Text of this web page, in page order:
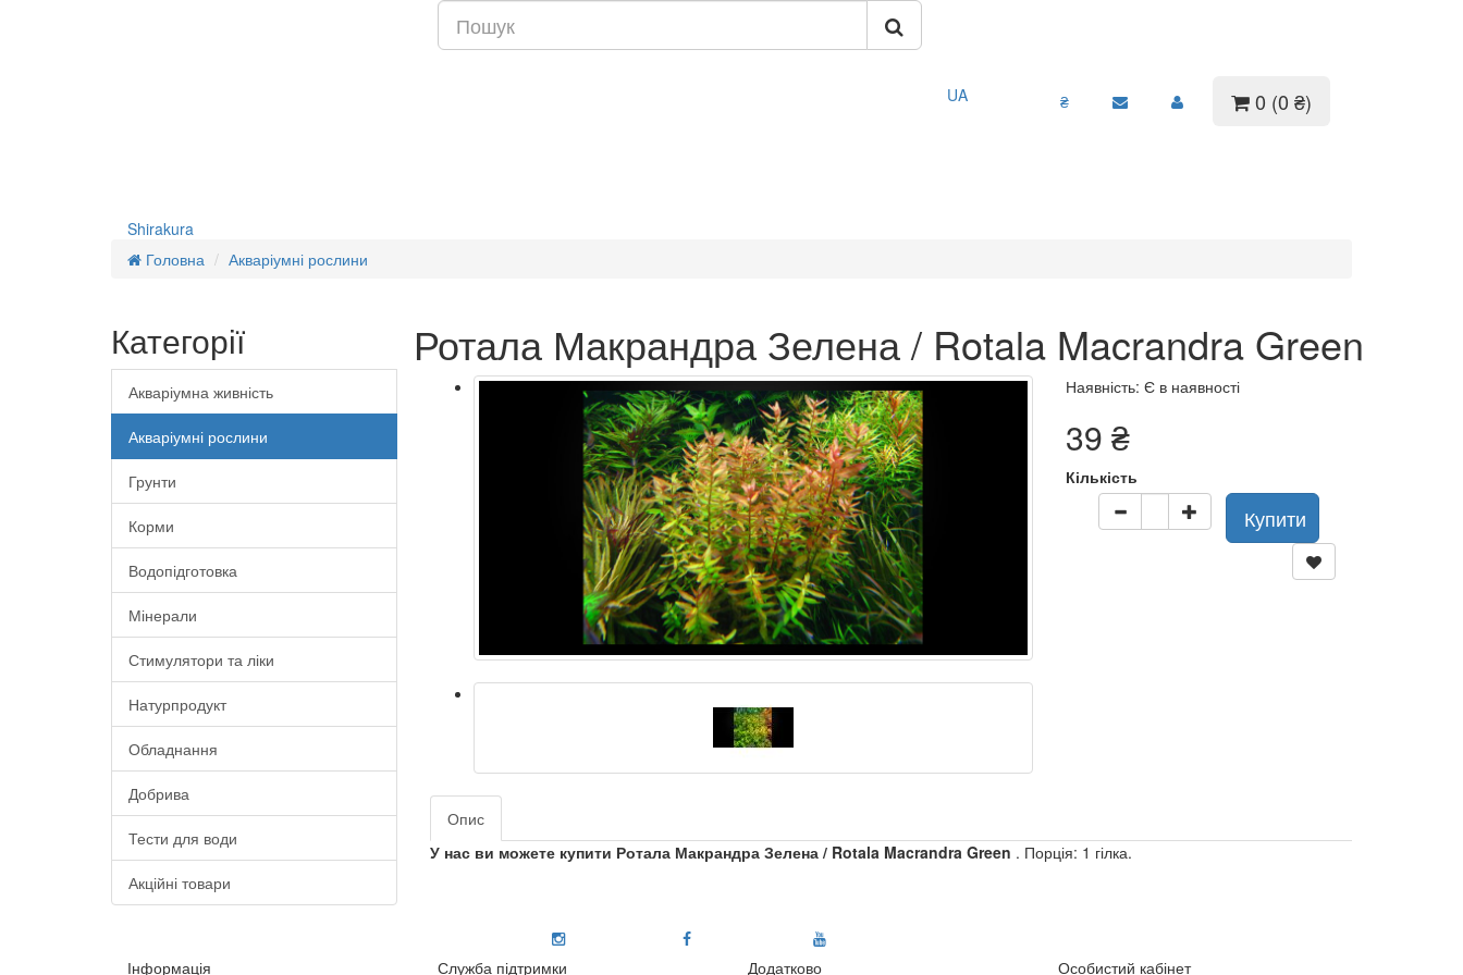
Shirakura
UA ₴ 0 (0 ₴)
Головна Акваріумні рослини
Категорії
Акваріумна живність
Акваріумні рослини
Грунти
Корми
Водопідготовка
Мінерали
Стимулятори та ліки
Натурпродукт
Обладнання
Добрива
Тести для води
Акційні товари
Ротала Макрандра Зелена / Rotala Macrandra Green
Наявність: Є в наявності
39 ₴
Кількість
Купити
Опис
У нас ви можете купити Ротала Макрандра Зелена / Rotala Macrandra Green . Порція: 1 гілка.
Інформація Служба підтримки Додатково Особистий кабінет